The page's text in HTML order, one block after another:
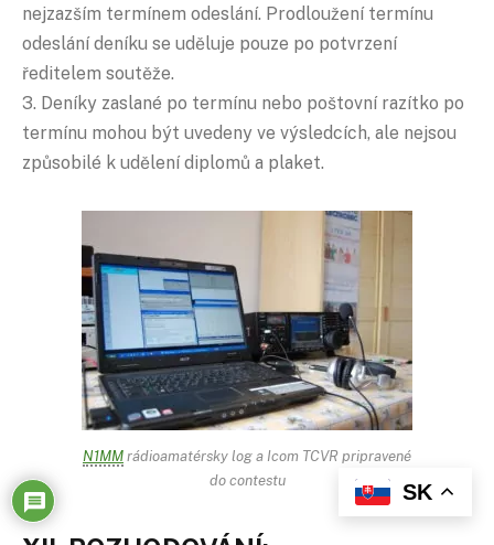
nejzazším termínem odeslání. Prodloužení termínu
odeslání deníku se uděluje pouze po potvrzení
ředitelem soutěže.
3. Deníky zaslané po termínu nebo poštovní razítko po
termínu mohou být uvedeny ve výsledcích, ale nejsou
způsobilé k udělení diplomů a plaket.
N1MMrádioamatérsky log a Icom TCVR pripravené
do contestu
SK